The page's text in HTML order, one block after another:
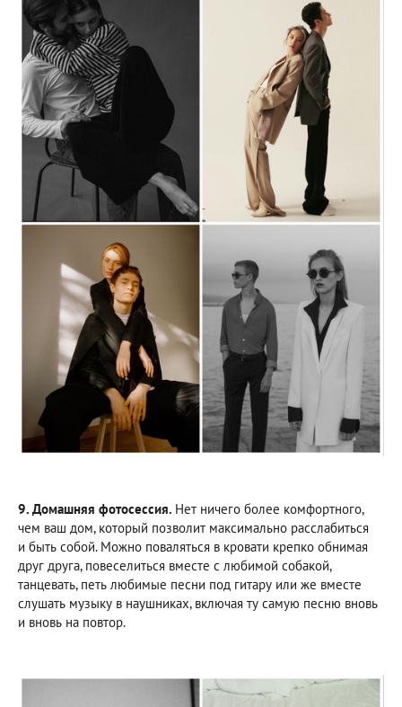
9. Домашняя фотосессия. Нет ничего более комфортного,
чем ваш дом, который позволит максимально расслабиться
и быть собой. Можно поваляться в кровати крепко обнимая
друг друга, повеселиться вместе с любимой собакой,
танцевать, петь любимые песни под гитару или же вместе
слушать музыку в наушниках, включая ту самую песню вновь
и вновь на повтор.